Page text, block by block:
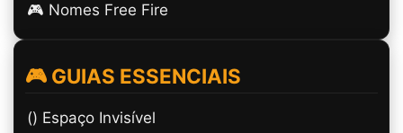
🎮 Nomes Free Fire
🎮 GUIAS ESSENCIAIS
(ㅤ) Espaço Invisível